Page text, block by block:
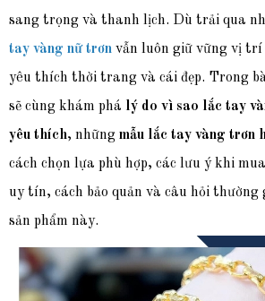
sang trọng và thanh lịch. Dù trải qua
tay vàng nữ trơn vẫn luôn giữ vững vị
yêu thích thời trang và cái đẹp. Trong
sẽ cùng khám phá lý do vì sao lắc tay
yêu thích, những mẫu lắc tay vàng trơn
cách chọn lựa phù hợp, các lưu ý khi
uy tín, cách bảo quản và câu hỏi thường
sản phẩm này.